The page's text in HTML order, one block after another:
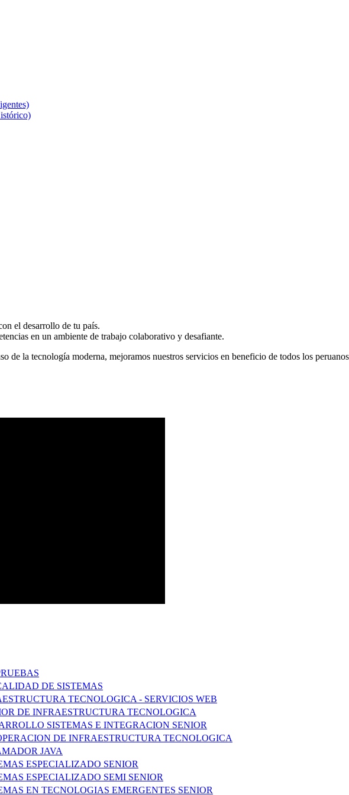
el desarrollo de tu país.
en un ambiente de trabajo colaborativo y desafiante.
de la tecnología moderna, mejoramos nuestros servicios en beneficio de todos los
DE SISTEMAS
TECNOLOGICA - SERVICIOS WEB
DE INFRAESTRUCTURA TECNOLOGICA
SISTEMAS E INTEGRACION SENIOR
DE INFRAESTRUCTURA TECNOLOGICA
JAVA
ESPECIALIZADO SENIOR
ESPECIALIZADO SEMI SENIOR
EN TECNOLOGIAS EMERGENTES SENIOR